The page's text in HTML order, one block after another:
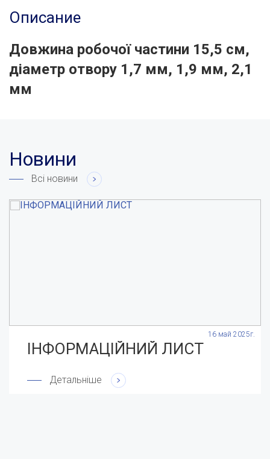
Описание
Довжина робочої частини 15,5 см,
діаметр отвору 1,7 мм, 1,9 мм, 2,1
мм
Новини
Всі новини
16 май 2025г.
ІНФОРМАЦІЙНИЙ ЛИСТ
Детальніше